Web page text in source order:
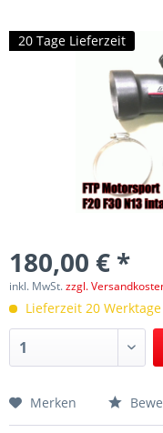
20 Tage Lieferzeit
180,00 € *
inkl. MwSt.zzgl.
Lieferzeit 20 Werktage
Merken